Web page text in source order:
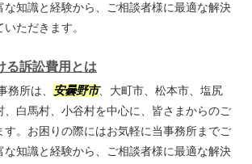
な知識と経験から、ご相談者様に最適な解決
ただきます。
る訴訟費用とは
務所は、 安曇野市、大町市、松本市、塩尻
、白馬村、小谷村を中心に、皆さまからのご
す。お困りの際にはお気軽に当事務所までご
な知識と経験から、ご相談者様に最適な解決